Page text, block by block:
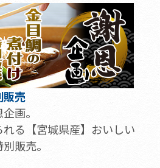
販売
画。
る【宮城県産】おいしい
販売。